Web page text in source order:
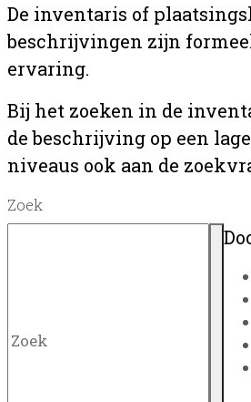
De inventaris of
beschrijvingen zijn
ervaring.
Bij het zoeken in de
de beschrijving op een
niveaus ook aan de
Zoek